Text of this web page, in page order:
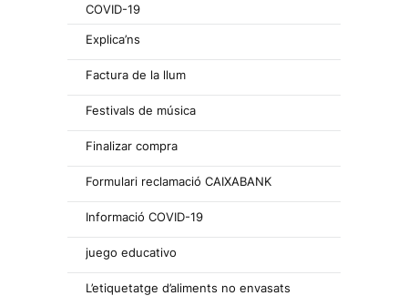
COVID-19
Explica’ns
Factura de la llum
Festivals de música
Finalizar compra
Formulari reclamació CAIXABANK
Informació COVID-19
juego educativo
L’etiquetatge d’aliments no envasats